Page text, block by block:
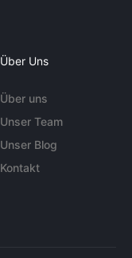
Über Uns
Über uns
Unser Team
Unser Blog
Kontakt